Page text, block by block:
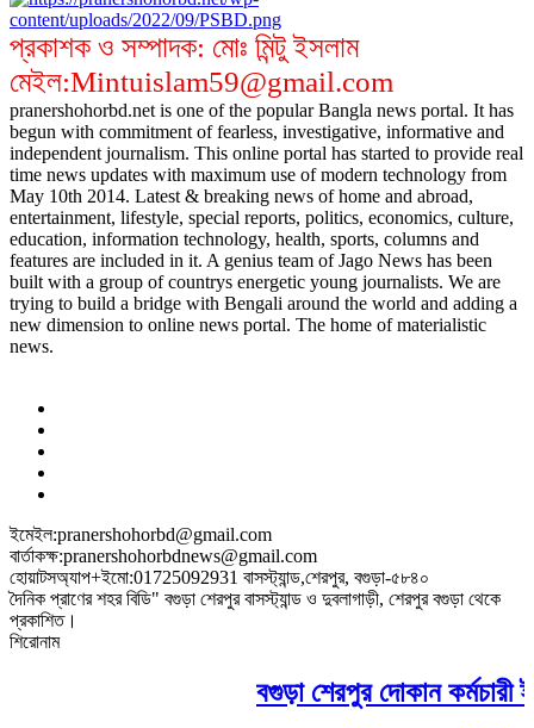
প্রকাশক ও সম্পাদক: মোঃ মিন্টু ইসলাম
মেইল:Mintuislam59@gmail.com
pranershohorbd.net is one of the popular Bangla news portal. It has
begun with commitment of fearless, investigative, informative and
independent journalism. This online portal has started to provide real
time news updates with maximum use of modern technology from
May 10th 2014. Latest & breaking news of home and abroad,
entertainment, lifestyle, special reports, politics, economics, culture,
education, information technology, health, sports, columns and
features are included in it. A genius team of Jago News has been
built with a group of countrys energetic young journalists. We are
trying to build a bridge with Bengali around the world and adding a
new dimension to online news portal. The home of materialistic
news.
ইমেইল:pranershohorbd@gmail.com
বার্তাকক্ষ:pranershohorbdnews@gmail.com
হোয়াটসঅ্যাপ+ইমো:01725092931 বাসস্ট্যান্ড,শেরপুর, বগুড়া-৫৮৪০
দৈনিক প্রাণের শহর বিডি" বগুড়া শেরপুর বাসস্ট্যান্ড ও দুবলাগাড়ী, শেরপুর বগুড়া থেকে
প্রকাশিত।
শিরোনাম
বগুড়া শেরপুর দোকান কর্মচারী